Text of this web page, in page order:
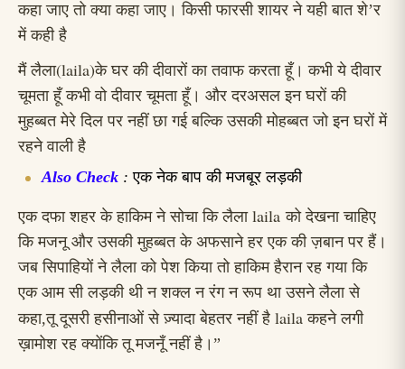
कहा जाए तो क्या कहा जाए। किसी फारसी शायर ने यही बात शे’र
में कही है
मैं लैला(laila)के घर की दीवारों का तवाफ करता हूँ। कभी ये दीवार
चूमता हूँ कभी वो दीवार चूमता हूँ। और दरअसल इन घरों की
मुहब्बत मेरे दिल पर नहीं छा गई बल्कि उसकी मोहब्बत जो इन घरों में
रहने वाली है
Also Check : एक नेक बाप की मजबूर लड़की
एक दफा शहर के हाकिम ने सोचा कि लैला lailaको देखना चाहिए
कि मजनूऔर उसकी मुहब्बत के अफसाने हर एक की ज़बान पर हैं।
जब सिपाहियों ने लैला को पेश किया तो हाकिम हैरान रह गया कि
एक आम सी लड़की थी न शक्ल न रंग न रूप था उसने लैला से
कहा,तू दूसरी हसीनाओं से ज़्यादा बेहतर नहीं है laila कहनेलगी
ख़ामोश रह क्योंकि तू मजनूँ नहीं है।”